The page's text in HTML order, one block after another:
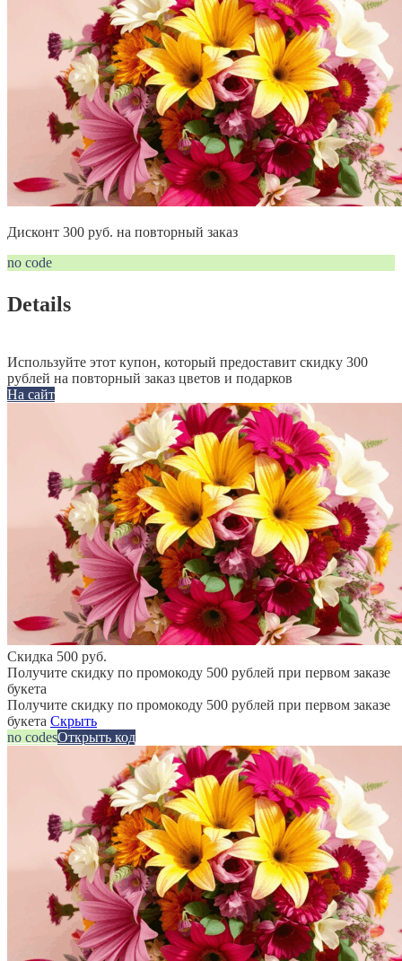
Дисконт 300 руб. на повторный заказ
no code
Details
Используйте этот купон, который предоставит скидку 300
рублей на повторный заказ цветов и подарков
На сайт
Скидка 500 руб.
Получите скидку по промокоду 500 рублей при первом заказе
букета
Получите скидку по промокоду 500 рублей при первом заказе
букета Скрыть
no codesОткрыть код